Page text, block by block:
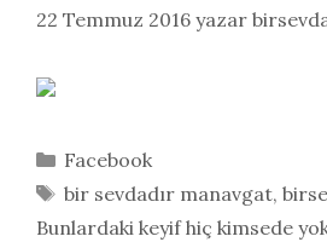
22 Temmuz 2016 yazar
Kategoriler
Facebook
Etiketler
bir sevdadır manavgat,
Bunlardaki keyif hiç kimsede